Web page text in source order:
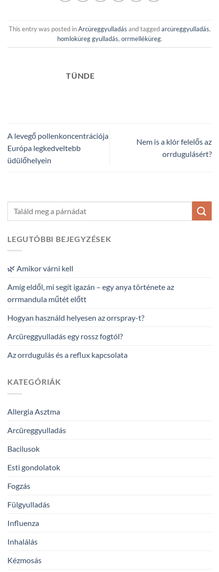
This entry was posted inArcüreggyulladás and taggedarcüreggyulladás,
homloküreg gyulladás, orrmelléküreg.
TÜNDE
A levegő pollenkoncentrációja
Európa legkedveltebb
üdülőhelyein
Nem is a klór felelős az
orrdugulásért?
LEGUTÓBBI BEJEGYZÉSEK
🌿 Amikor várni kell
Amíg eldől, mi segít igazán – egy anya története az
orrmandula műtét előtt
Hogyan használd helyesen az orrspray-t?
Arcüreggyulladás egy rossz fogtól?
Az orrdugulás és a reflux kapcsolata
KATEGÓRIÁK
Allergia Asztma
Arcüreggyulladás
Bacilusok
Esti gondolatok
Fogzás
Fülgyulladás
Influenza
Inhalálás
Kézmosás